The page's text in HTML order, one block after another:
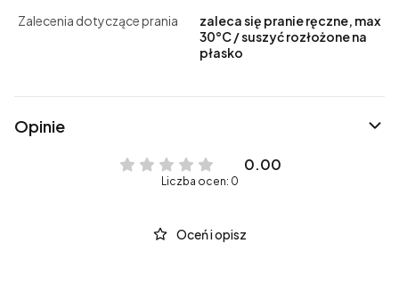
Zalecenia dotyczące prania
zaleca się pranie ręczne, max
30°C / suszyć rozłożone na
płasko
Opinie
0.00
Liczba ocen: 0
Oceń i opisz